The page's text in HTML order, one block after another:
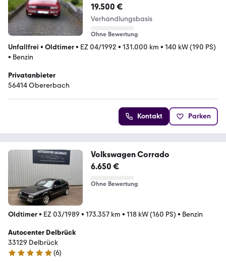
19.500 €
Verhandlungsbasis
Ohne Bewertung
Unfallfrei • Oldtimer• EZ 04/1992 • 131.000 km • 140 kW (190 PS)
• Benzin
Privatanbieter
56414 Obererbach
Kontakt Parken
Volkswagen Corrado
6.650 €
Ohne Bewertung
Oldtimer• EZ 03/1989 • 173.357 km • 118 kW (160 PS) • Benzin
Autocenter Delbrück
33129 Delbrück
5 Sterne
(6)